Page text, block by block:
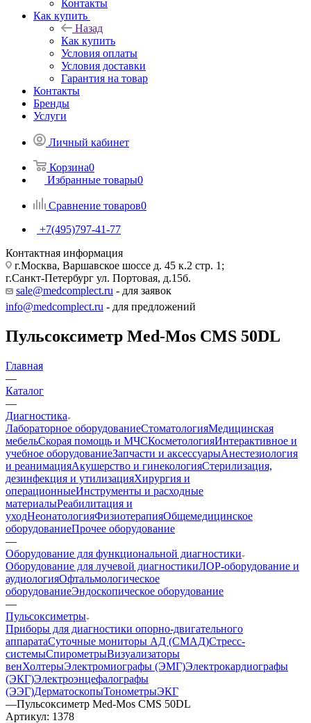
Контакты
Как купить
Назад
Как купить
Условия оплаты
Условия доставки
Гарантия на товар
Контакты
Бренды
Услуги
Личный кабинет
Корзина0
Избранные товары0
Сравнение товаров0
+7(495)797-41-77
Контактная информация
г.Москва, Варшавское шоссе д. 45 к.2 стр. 1;
г.Санкт-Петербург ул. Портовая, д.15б.
sale@medcomplect.ru - для заявок
info@medcomplect.ru - для предложений
Пульсоксиметр Med-Mos CMS 50DL
Главная
—
Каталог
—
Диагностика
Лабораторное оборудованиеСтоматологияМедицинская
мебельСкорая помощь и МЧСКосметологияИнтерактивное и
учебное оборудованиеЗапчасти и аксессуарыАнестезиология
и реанимацияАкушерство и гинекологияСтерилизация,
дезинфекция и утилизацияХирургия и
операционныеИнструменты и расходные
материалыРеабилитация и
уходНеонатологияФизиотерапияОбщемедицинское
оборудованиеПрочее оборудование
—
Оборудование для функциональной диагностики
Оборудование для лучевой диагностикиЛОР-оборудование и
аудиологияОфтальмологическое
оборудованиеЭндоскопическое оборудование
—
Пульсоксиметры
Приборы для диагностики опорно-двигательного
аппаратаСуточные мониторы АД (СМАД)Стресс-
системыСпирометрыВизуализаторы
венХолтерыЭлектромиографы (ЭМГ)Электрокардиографы
(ЭКГ)Электроэнцефалографы
(ЭЭГ)ДерматоскопыТонометрыЭКГ
—Пульсоксиметр Med-Mos CMS 50DL
Артикул: 1378